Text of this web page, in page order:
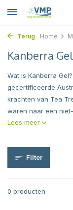
Terug Home
Kanberra Gel
Wat is Kanberra
gecertificeerde
krachten van Tea
waren naar een
Lees meer
Filter
0 producten